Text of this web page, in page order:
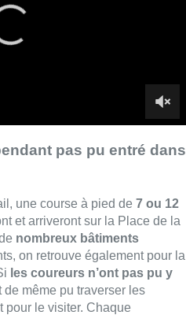
et arriveront sur la Place de la
on retrouve également pour la
de la banque nationale
et il est rare de pouvoir y
Hôtel de Ville
Palaceou encore le musée de
de tout le pays ont participé
, Camille DequekeretPaul